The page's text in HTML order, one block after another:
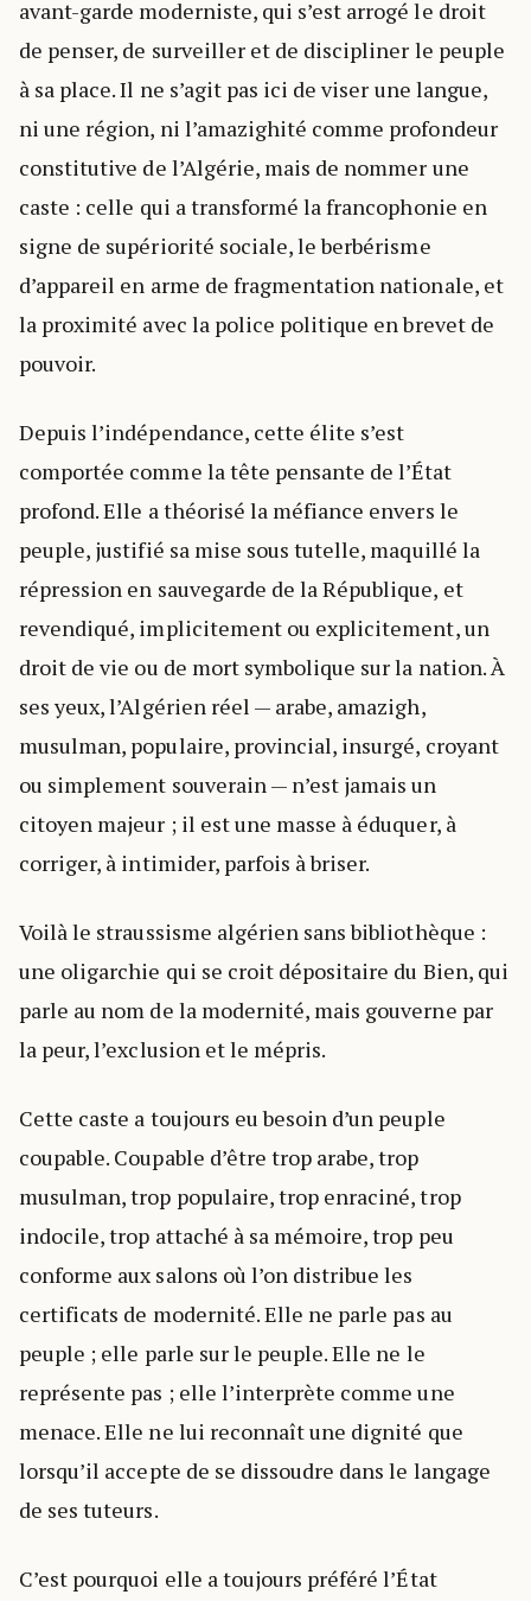
avant-garde moderniste, qui s’est arrogé le droit
de penser, de surveiller et de discipliner le peuple
à sa place. Il ne s’agit pas ici de viser une langue,
ni une région, ni l’amazighité comme profondeur
constitutive de l’Algérie, mais de nommer une
caste : celle qui a transformé la francophonie en
signe de supériorité sociale, le berbérisme
d’appareil en arme de fragmentation nationale, et
la proximité avec la police politique en brevet de
pouvoir.
Depuis l’indépendance, cette élite s’est
comportée comme la tête pensante de l’État
profond. Elle a théorisé la méfiance envers le
peuple, justifié sa mise sous tutelle, maquillé la
répression en sauvegarde de la République, et
revendiqué, implicitement ou explicitement, un
droit de vie ou de mort symbolique sur la nation. À
ses yeux, l’Algérien réel — arabe, amazigh,
musulman, populaire, provincial, insurgé, croyant
ou simplement souverain — n’est jamais un
citoyen majeur ; il est une masse à éduquer, à
corriger, à intimider, parfois à briser.
Voilà le straussisme algérien sans bibliothèque :
une oligarchie qui se croit dépositaire du Bien, qui
parle au nom de la modernité, mais gouverne par
la peur, l’exclusion et le mépris.
Cette caste a toujours eu besoin d’un peuple
coupable. Coupable d’être trop arabe, trop
musulman, trop populaire, trop enraciné, trop
indocile, trop attaché à sa mémoire, trop peu
conforme aux salons où l’on distribue les
certificats de modernité. Elle ne parle pas au
peuple ; elle parle sur le peuple. Elle ne le
représente pas ; elle l’interprète comme une
menace. Elle ne lui reconnaît une dignité que
lorsqu’il accepte de se dissoudre dans le langage
de ses tuteurs.
C’est pourquoi elle a toujours préféré l’État